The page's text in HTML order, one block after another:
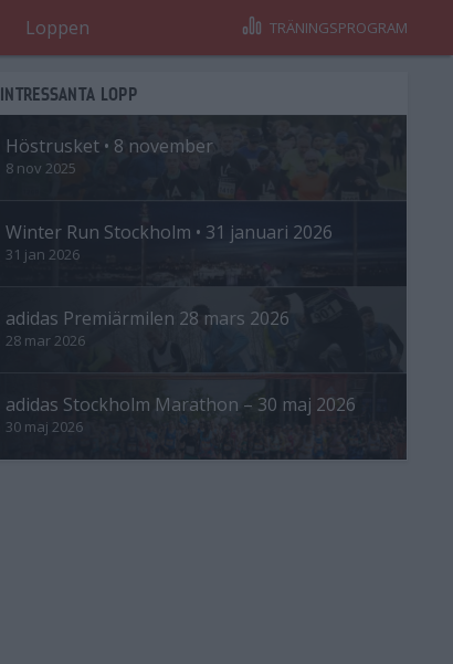
Loppen TRÄNINGSPROGRAM
INTRESSANTA LOPP
Höstrusket • 8 november
8 nov 2025
Winter Run Stockholm • 31 januari 2026
31 jan 2026
adidas Premiärmilen 28 mars 2026
28 mar 2026
adidas Stockholm Marathon – 30 maj 2026
30 maj 2026